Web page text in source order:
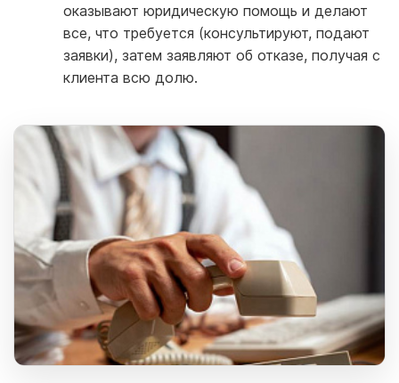
оказывают юридическую помощь и делают
все, что требуется (консультируют, подают
заявки), затем заявляют об отказе, получая с
клиента всю долю.